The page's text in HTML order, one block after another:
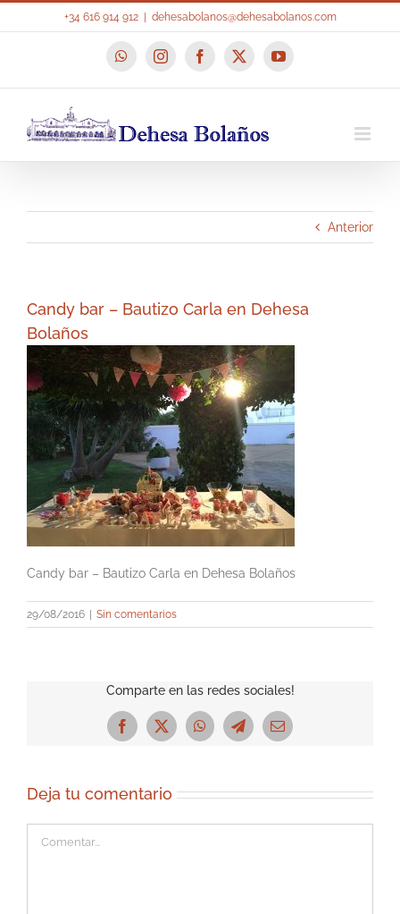
+34 616 914 912 dehesabolanos@dehesabolanos.com
WhatsAppInstagramFacebook
X YouTube
Anterior
Candy bar – Bautizo Carla en Dehesa
Bolaños
Candy bar – Bautizo Carla en Dehesa Bolaños
29/08/2016 Sin comentarios
Comparte en las redes sociales!
Facebook
X WhatsAppTelegramCorreo
Deja tu comentario